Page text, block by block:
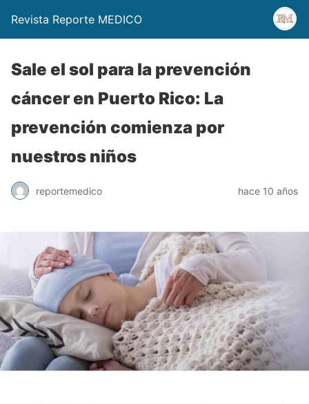
Revista Reporte MEDICO
Sale el sol para la prevención
cáncer en Puerto Rico: La
prevención comienza por
nuestros niños
reportemedico hace 10 años